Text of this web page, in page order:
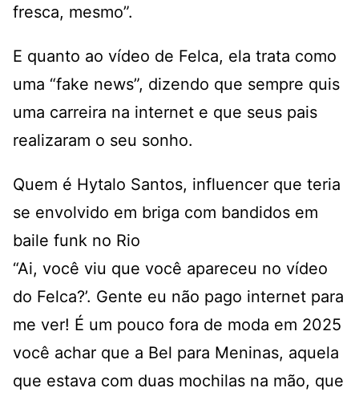
fresca, mesmo”.
E quanto ao vídeo de Felca, ela trata como
uma “fake news”, dizendo que sempre quis
uma carreira na internet e que seus pais
realizaram o seu sonho.
Quem é Hytalo Santos, influencer que teria
se envolvido em briga com bandidos em
baile funk no Rio
“Ai, você viu que você apareceu no vídeo
do Felca?’. Gente eu não pago internet para
me ver! É um pouco fora de moda em 2025
você achar que a Bel para Meninas, aquela
que estava com duas mochilas na mão, que